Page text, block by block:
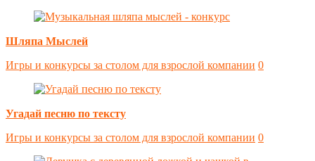
Шляпа Мыслей
Игры и конкурсы за столом для взрослой компании 0
Угадай песню по тексту
Игры и конкурсы за столом для взрослой компании 0